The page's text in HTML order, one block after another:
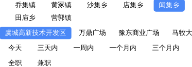
乔集镇 黄冢镇 沙集乡 店集乡 闻集乡
田庙乡 营郭镇
虞城高新技术开发区 万鼎广场 豫东商业广场 马牧
今天 三天内 一周内 一个月内 三个月内
全职 兼职